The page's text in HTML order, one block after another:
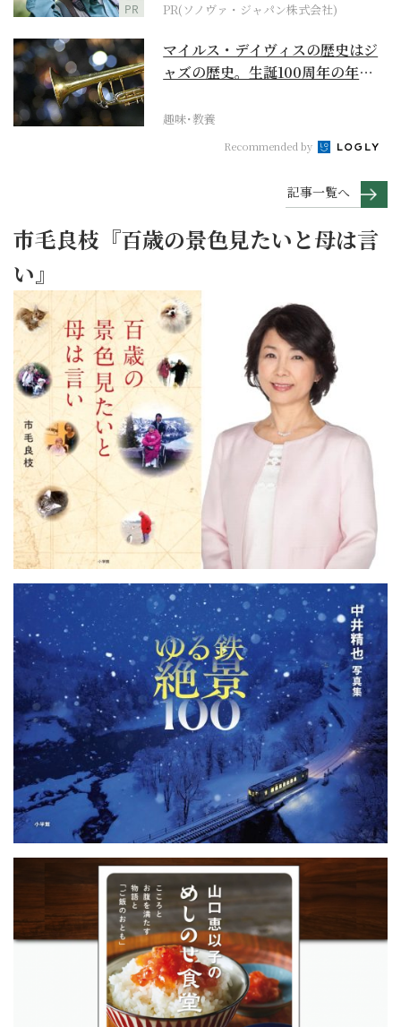
PR PR(ソノヴァ・ジャパン株式会社)
マイルス・デイヴィスの歴史はジ
ャズの歴史。生誕100周年の年に
趣味･教養
Recommended by
記事一覧へ
市毛良枝『百歳の景色見たいと母は言
い』